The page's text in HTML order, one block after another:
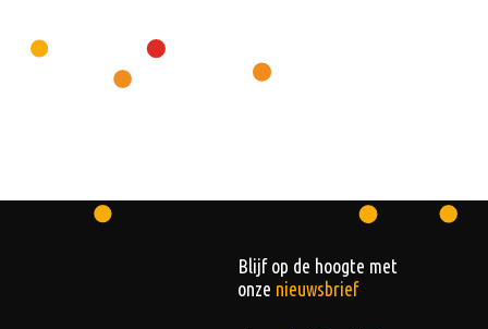
Blijf op de hoogte met
onze nieuwsbrief